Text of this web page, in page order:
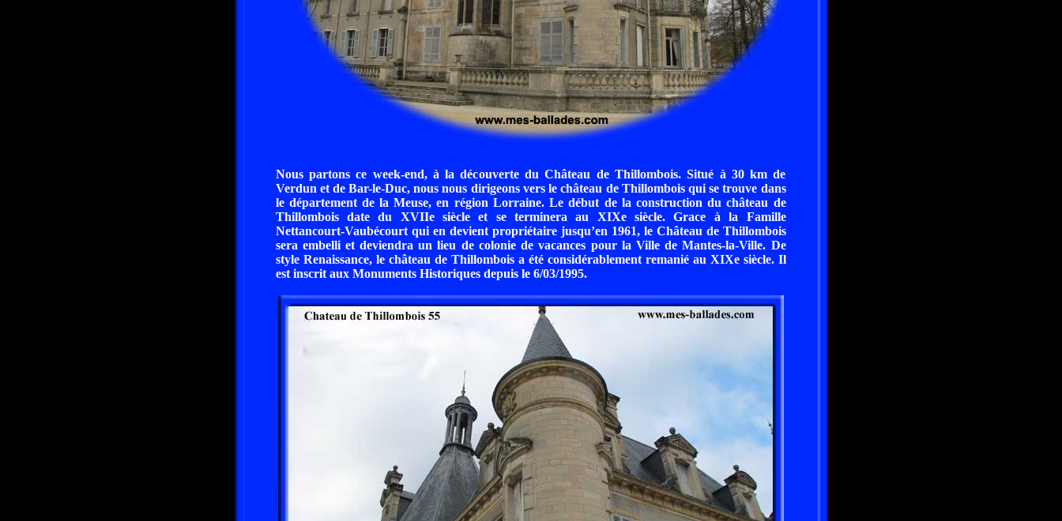
Nous partons ce week-end, à la découverte du Château de Thillombois. Situé à 30 km de
Verdun et de Bar-le-Duc, nous nous dirigeons vers le château de Thillombois qui se trouve dans
le département de la Meuse, en région Lorraine. Le début de la construction du château de
Thillombois date du XVIIe siècle et se terminera au XIXe siècle. Grace à la Famille
Nettancourt-Vaubécourt qui en devient propriétaire jusqu’en 1961, le Château de Thillombois
sera embelli et deviendra un lieu de colonie de vacances pour la Ville de Mantes-la-Ville. De
style Renaissance, le château de Thillombois a été considérablement remanié au XIXe siècle. Il
est inscrit aux Monuments Historiques depuis le 6/03/1995.